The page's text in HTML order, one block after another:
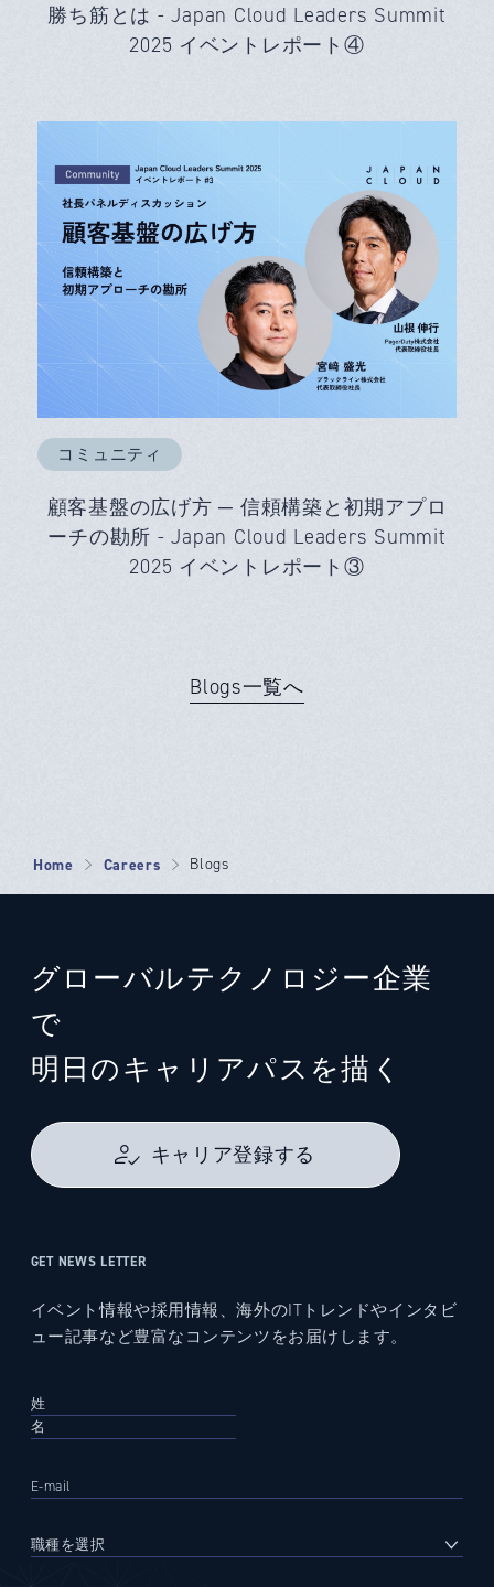
勝ち筋とは - Japan Cloud Leaders Summit
2025 イベントレポート④
コミュニティ
顧客基盤の広げ方 ─ 信頼構築と初期アプロ
ーチの勘所 - Japan Cloud Leaders Summit
2025 イベントレポート③
Blogs一覧へ
Home Careers Blogs
グローバルテクノロジー企業
で
明日のキャリアパスを描く
キャリア登録する
GET NEWS LETTER
イベント情報や採用情報、海外のITトレンドやインタビ
ュー記事など豊富なコンテンツをお届けします。